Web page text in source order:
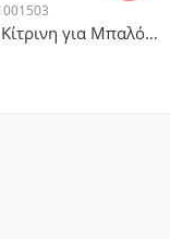
Κορδέλα Κίτρινη για Μπαλόνια 500μ